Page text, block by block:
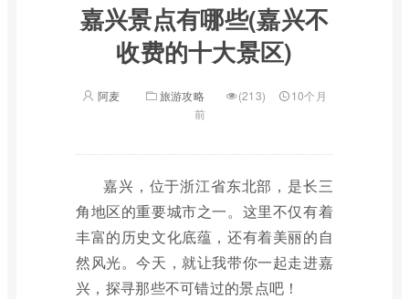
嘉兴景点有哪些(嘉兴不
收费的十大景区)
阿麦 旅游攻略 (213)
10个月
前
嘉兴，位于浙江省东北部，是长三
角地区的重要城市之一。这里不仅有着
丰富的历史文化底蕴，还有着美丽的自
然风光。今天，就让我带你一起走进嘉
兴，探寻那些不可错过的景点吧！